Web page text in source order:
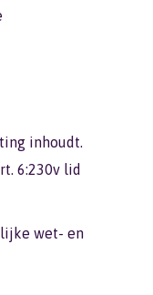
inhoudt.
6:230v lid
wet- en